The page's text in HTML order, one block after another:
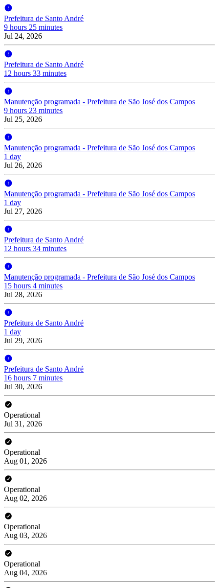
Prefeitura de Santo André
9 hours 25 minutes
Jul 24, 2026
Prefeitura de Santo André
12 hours 33 minutes
Manutenção programada - Prefeitura de São José dos Campos
9 hours 23 minutes
Jul 25, 2026
Manutenção programada - Prefeitura de São José dos Campos
1 day
Jul 26, 2026
Manutenção programada - Prefeitura de São José dos Campos
1 day
Jul 27, 2026
Prefeitura de Santo André
12 hours 34 minutes
Manutenção programada - Prefeitura de São José dos Campos
15 hours 4 minutes
Jul 28, 2026
Prefeitura de Santo André
1 day
Jul 29, 2026
Prefeitura de Santo André
16 hours 7 minutes
Jul 30, 2026
Operational
Jul 31, 2026
Operational
Aug 01, 2026
Operational
Aug 02, 2026
Operational
Aug 03, 2026
Operational
Aug 04, 2026